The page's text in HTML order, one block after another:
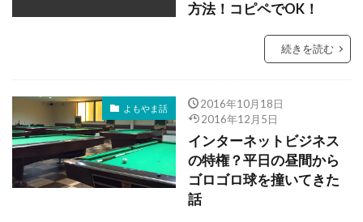
方法！コピペでOK！
続きを読む
よもやま話
2016年10月18日
2016年12月5日
インターネットビジネス
の特権？平日の昼間から
ゴロゴロ球を撞いてきた
話